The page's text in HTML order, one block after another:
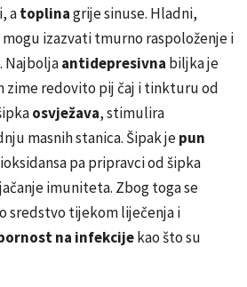
atoplinagrije sinuse. Hladni,
izazvati tmurno raspoloženje i
Najboljaantidepresivna biljka je
zime redovito pij čaj i tinkturu od
osvježava, stimulira
masnih stanica. Šipak jepun
pa pripravci od šipka
imuniteta. Zbog toga se
sredstvo tijekom liječenja i
na infekcijekao što su